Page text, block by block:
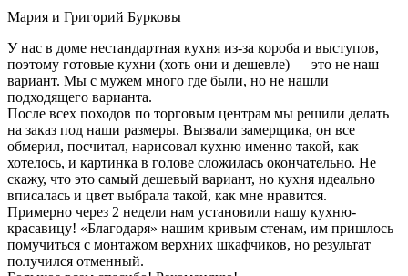
Мария и Григорий Бурковы
У нас в доме нестандартная кухня из-за короба и выступов,
поэтому готовые кухни (хоть они и дешевле) — это не наш
вариант. Мы с мужем много где были, но не нашли
подходящего варианта.
После всех походов по торговым центрам мы решили делать
на заказ под наши размеры. Вызвали замерщика, он все
обмерил, посчитал, нарисовал кухню именно такой, как
хотелось, и картинка в голове сложилась окончательно. Не
скажу, что это самый дешевый вариант, но кухня идеально
вписалась и цвет выбрала такой, как мне нравится.
Примерно через 2 недели нам установили нашу кухню-
красавицу! «Благодаря» нашим кривым стенам, им пришлось
помучиться с монтажом верхних шкафчиков, но результат
получился отменный.